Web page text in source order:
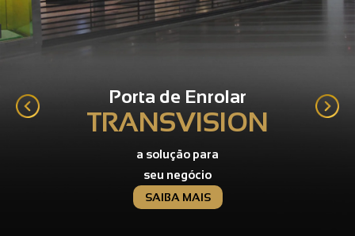
Porta de Enrolar
TRANSVISION
a solução para
seu negócio
SAIBA MAIS